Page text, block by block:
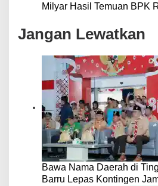
Milyar Hasil Temuan BPK
Jangan Lewatkan
Bawa Nama Daerah di
Barru Lepas Kontingen